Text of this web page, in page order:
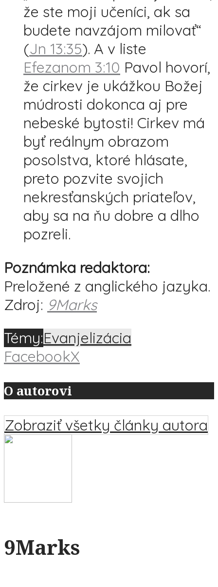
že ste moji učeníci, ak sa
budete navzájom milovať“
(Jn 13:35). A v liste
Efezanom 3:10 Pavol hovorí,
že cirkev je ukážkou Božej
múdrosti dokonca aj pre
nebeské bytosti! Cirkev má
byť reálnym obrazom
posolstva, ktoré hlásate,
preto pozvite svojich
nekresťanských priateľov,
aby sa na ňu dobre a dlho
pozreli.
Poznámka redaktora:
Preložené z anglického jazyka.
Zdroj: 9Marks
Témy:Evanjelizácia
FacebookX
O autorovi
Zobraziť všetky články autora
9Marks